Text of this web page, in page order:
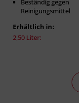
Beständig gegen
Reinigungsmittel
Erhältlich in:
2,50 Liter: